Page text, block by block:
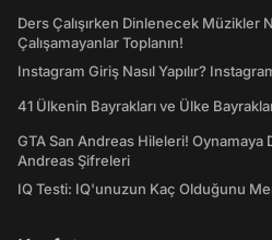
Ders Çalışırken Dinlenecek Müzikler
Çalışamayanlar Toplanın!
Instagram Giriş Nasıl Yapılır?
41 Ülkenin Bayrakları ve Ülke
GTA San Andreas Hileleri! Oynamaya
Andreas Şifreleri
IQ Testi: IQ'unuzun Kaç Olduğunu